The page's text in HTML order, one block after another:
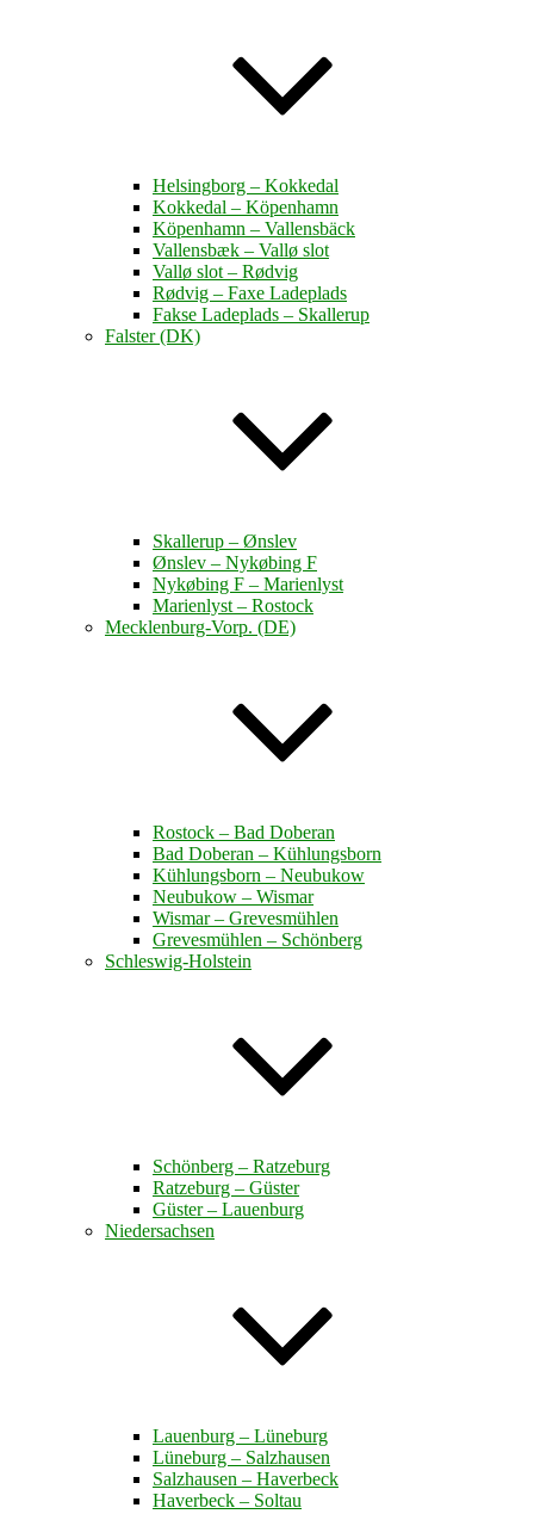
Helsingborg – Kokkedal
Kokkedal – Köpenhamn
Köpenhamn – Vallensbäck
Vallensbæk – Vallø slot
Vallø slot – Rødvig
Rødvig – Faxe Ladeplads
Fakse Ladeplads – Skallerup
Falster (DK)
Skallerup – Ønslev
Ønslev – Nykøbing F
Nykøbing F – Marienlyst
Marienlyst – Rostock
Mecklenburg-Vorp. (DE)
Rostock – Bad Doberan
Bad Doberan – Kühlungsborn
Kühlungsborn – Neubukow
Neubukow – Wismar
Wismar – Grevesmühlen
Grevesmühlen – Schönberg
Schleswig-Holstein
Schönberg – Ratzeburg
Ratzeburg – Güster
Güster – Lauenburg
Niedersachsen
Lauenburg – Lüneburg
Lüneburg – Salzhausen
Salzhausen – Haverbeck
Haverbeck – Soltau